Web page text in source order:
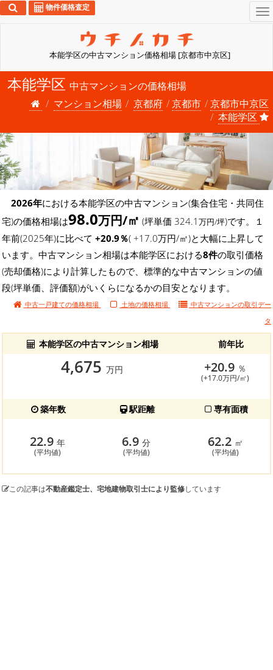
本能学区の中古マンション価格相場 [京都市中京区]
物件価格査定
本能学区 中古マンションの価格相場
マンション相場
京都府 京都市
京都市中京区
本能学区
2026年における本能学区の中古マンション(集合住宅・共同住
宅)の価格相場は98.0万円/㎡ (坪単価 324.1 万円/坪)です。１
年前(2025年)に比べて +20.9％( +17.0万円/㎡)と大幅に上昇して
います。中古マンション相場は本能学区における8件の取引価格
(売却価格)により計算したもので、標準的な中古マンションの値
段(坪単価、評価額)がいくらになるかの目安となります。
中古一戸建ての価格相場 土地の価格相場 中古マンションの取引デー
タ
本能学区の中古マンション相場 前年比
4,675 万円 +20.9 ％
(+17.0万円/㎡)
築年数 駅距離 専有面積
22.9 年
(平均値)
6.9分
(平均値)
62.2 ㎡
(平均値)
この記事は不動産鑑定士、宅地建物取引士により監修しています